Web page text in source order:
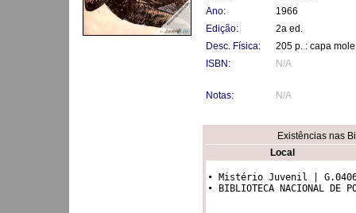
Ano:
1966
Edição:
2a ed.
Desc. Física:
205 p. : capa
ISBN:
N/A
Notas: N/A
Existências nas
Local
• Mistério Juvenil |
• BIBLIOTECA NACIONAL DE